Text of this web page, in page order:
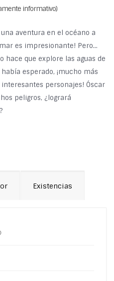
informativo)
aventura en el océano a
es impresionante! Pero…
hace que explore las aguas de
esperado, ¡mucho más
personajes! Óscar
peligros, ¿logrará
Existencias